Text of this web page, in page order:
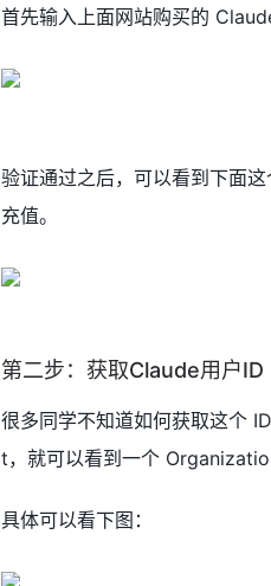
首先输入上面网站购买的
验证通过之后，可以看到下面
充值。
第二步：获取Claude用户ID
很多同学不知道如何获取这个
t，就可以看到一个
具体可以看下图：